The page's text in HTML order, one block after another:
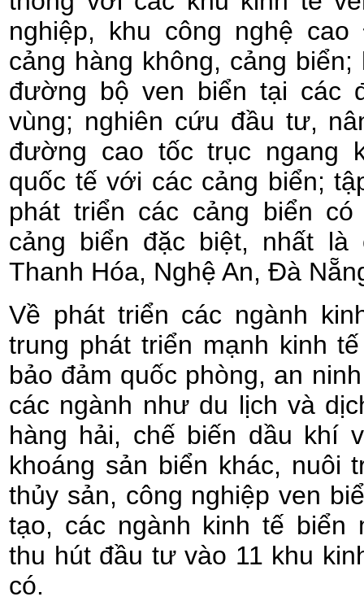
nghiệp, khu công nghệ
cảng hàng không, cảng biển;
đường bộ ven biển tại các
vùng; nghiên cứu đầu tư,
đường cao tốc trục ngang
quốc tế với các cảng biển;
phát triển các cảng biển
cảng biển đặc biệt, nhất là
Thanh Hóa, Nghệ An, Đà
Về phát triển các ngành
trung phát triển mạnh kinh
bảo đảm quốc phòng, an
các ngành như du lịch và
hàng hải, chế biến dầu khí
khoáng sản biển khác, nuôi
thủy sản, công nghiệp ven
tạo, các ngành kinh tế biển
thu hút đầu tư vào 11 khu
có.